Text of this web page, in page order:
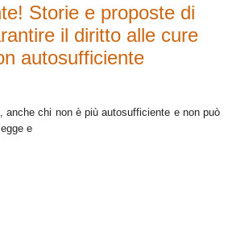
Storie e proposte di
il diritto alle cure
autosufficiente
anche chi non è più autosufficiente e non può
e